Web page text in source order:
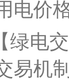
电价
【绿电
易机